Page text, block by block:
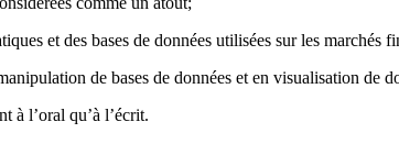
et des bases de données utilisées sur les
de bases de données et en visualisation de
à l’oral qu’à l’écrit.